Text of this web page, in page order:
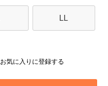
LL
お気に入りに登録する